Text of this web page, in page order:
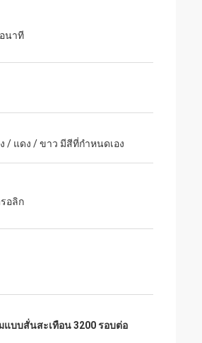
นาที
/ แดง / ขาว มีสีที่กำหนดเอง
อลิก
แบบสั่นสะเทือน 3200 รอบต่อ